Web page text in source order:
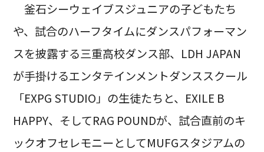
釜石シーウェイブスジュニアの子どもたち
や、試合のハーフタイムにダンスパフォーマン
スを披露する三重高校ダンス部、LDH JAPAN
が手掛けるエンタテインメントダンススクール
「EXPG STUDIO」の生徒たちと、EXILE B
HAPPY、そしてRAG POUNDが、試合直前のキ
ックオフセレモニーとしてMUFGスタジアムの